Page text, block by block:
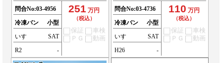
問合No:03-4956
冷凍バン
小型
いすゞ
SAT
R2
-
251 万円
（税込）
保証
車検
ＰＧ
動画
問合No:03-4736
冷凍バン
小型
いすゞ
SAT
H26
-
110 万円
（税込）
保証
車検
ＰＧ
動画